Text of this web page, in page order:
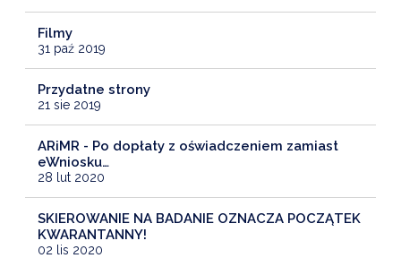
Filmy
31 paź 2019
Przydatne strony
21 sie 2019
ARiMR - Po dopłaty z oświadczeniem zamiast
eWniosku…
28 lut 2020
SKIEROWANIE NA BADANIE OZNACZA POCZĄTEK
KWARANTANNY!
02 lis 2020